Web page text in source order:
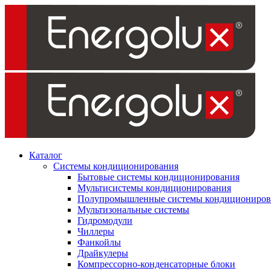
Каталог
Системы кондиционирования
Бытовые системы кондиционирования
Мультисистемы кондиционирования
Полупромышленные системы
Мультизональные системы
Гидромодули
Чиллеры
Фанкойлы
Драйкулеры
Компрессорно-конденсаторные блоки